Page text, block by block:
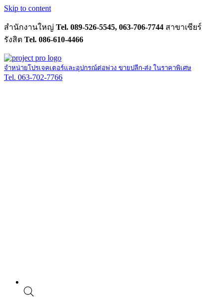
Skip to content
สำนักงานใหญ่ Tel. 089-526-5545, 063-706-7744 สาขาเซียร์
รังสิต Tel. 086-610-4466
จำหน่ายโปรเจคเตอร์และอุปกรณ์ต่อพ่วง ขายปลีก-ส่ง ในราคาพิเศษ
Tel. 063-702-7766